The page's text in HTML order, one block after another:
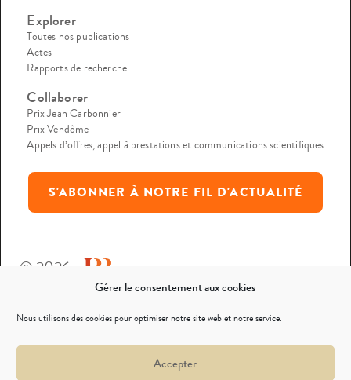
Gérer le consentement aux cookies
Nous utilisons des cookies pour optimiser notre site web et notre service.
Accepter
Explorer
Toutes nos publications
Actes
Rapports de recherche
Collaborer
Prix Jean Carbonnier
Prix Vendôme
Appels d’offres, appel à prestations et communications scientifiques
S'ABONNER À NOTRE FIL D'ACTUALITÉ
© 2026